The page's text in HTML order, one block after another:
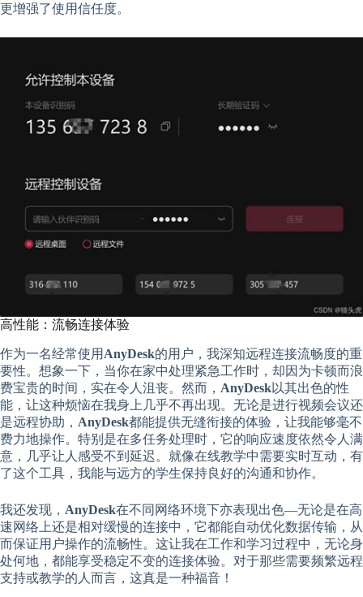
更增强了使用信任度。
高性能：流畅连接体验
作为一名经常使用 AnyDesk的用户，我深知远程连接流畅度的重
要性。想象一下，当你在家中处理紧急工作时，却因为卡顿而浪
费宝贵的时间，实在令人沮丧。然而， AnyDesk以其出色的性
能，让这种烦恼在我身上几乎不再出现。无论是进行视频会议还
是远程协助， AnyDesk都能提供无缝衔接的体验，让我能够毫不
费力地操作。特别是在多任务处理时，它的响应速度依然令人满
意，几乎让人感受不到延迟。就像在线教学中需要实时互动，有
了这个工具，我能与远方的学生保持良好的沟通和协作。
我还发现， AnyDesk在不同网络环境下亦表现出色—无论是在高
速网络上还是相对缓慢的连接中，它都能自动优化数据传输，从
而保证用户操作的流畅性。这让我在工作和学习过程中，无论身
处何地，都能享受稳定不变的连接体验。对于那些需要频繁远程
支持或教学的人而言，这真是一种福音！